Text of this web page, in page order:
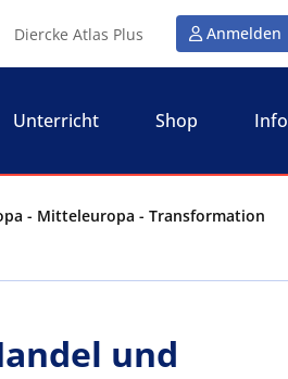
Diercke Atlas Plus Anmelden
Unterricht Shop Info
- Mitteleuropa - Transformation
und